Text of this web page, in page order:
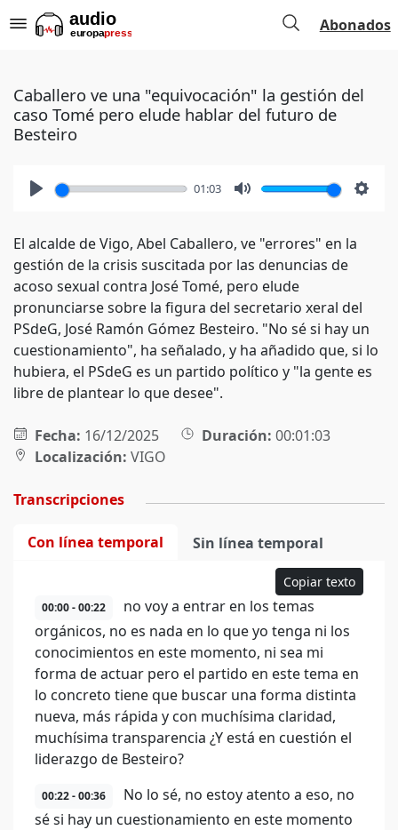
Abonados
Caballero ve una "equivocación" la gestión del
caso Tomé pero elude hablar del futuro de
Besteiro
01:03
El alcalde de Vigo, Abel Caballero, ve "errores" en la
gestión de la crisis suscitada por las denuncias de
acoso sexual contra José Tomé, pero elude
pronunciarse sobre la figura del secretario xeral del
PSdeG, José Ramón Gómez Besteiro. "No sé si hay un
cuestionamiento", ha señalado, y ha añadido que, si lo
hubiera, el PSdeG es un partido político y "la gente es
libre de plantear lo que desee".
Fecha: 16/12/2025 Duración: 00:01:03
Localización: VIGO
Transcripciones
Con línea temporal Sin línea temporal
Copiar texto
00:00 - 00:22
no voy a entrar en los temas
orgánicos, no es nada en lo que yo tenga ni los
conocimientos en este momento, ni sea mi
forma de actuar pero el partido en este tema en
lo concreto tiene que buscar una forma distinta
nueva, más rápida y con muchísima claridad,
muchísima transparencia ¿Y está en cuestión el
liderazgo de Besteiro?
00:22 - 00:36
No lo sé, no estoy atento a eso, no
sé si hay un cuestionamiento en este momento